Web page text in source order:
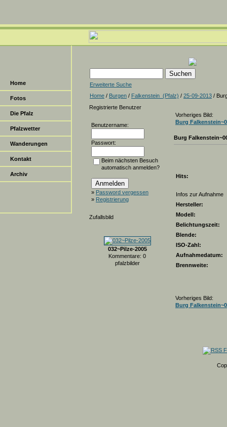
Home
Fotos
Die Pfalz
Pfalzwetter
Wanderungen
Kontakt
Archiv
Erweiterte Suche
Home / Burgen / Falkenstein_(Pfalz) / 25-09-2013 /
Registrierte Benutzer
Benutzername:
Passwort:
Beim nächsten Besuch
automatisch anmelden?
» Password vergessen
» Registrierung
Zufallsbild
032~Pilze-2005
Kommentare: 0
pfalzbilder
Vorheriges Bild:
Burg
Burg
Hits:
Infos zur Aufnahme
Hersteller:
Modell:
Belichtungszeit:
Blende:
ISO-Zahl:
Aufnahmedatum:
Brennweite:
Vorheriges Bild:
Burg